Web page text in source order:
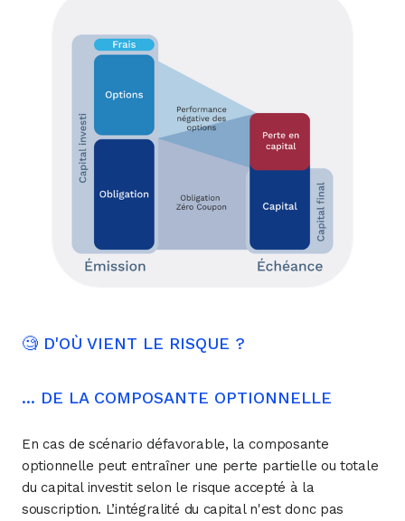
🧐 D'OÙ VIENT LE RISQUE ?
... DE LA COMPOSANTE OPTIONNELLE
En cas de scénario défavorable, la composante
optionnelle peut entraîner une perte partielle ou totale
du capital investit selon le risque accepté à la
souscription. L’intégralité du capital n'est donc pas